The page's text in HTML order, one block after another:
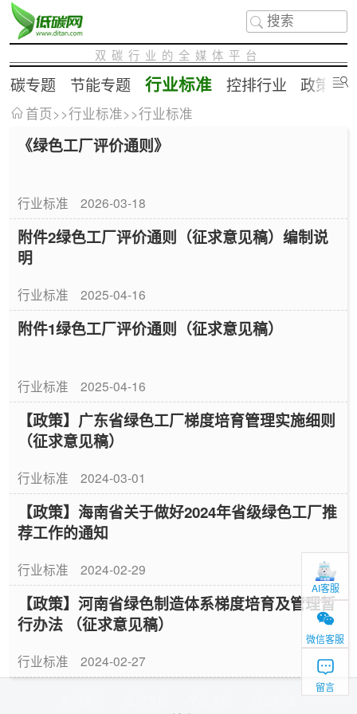
双碳行业的全媒体平台
碳专题 节能专题 行业标准 控排行业 政策补
首页>>行业标准>>行业标准
《绿色工厂评价通则》
行业标准 2026-03-18
附件2绿色工厂评价通则（征求意见稿）编制说
明
行业标准 2025-04-16
附件1绿色工厂评价通则（征求意见稿）
行业标准 2025-04-16
【政策】广东省绿色工厂梯度培育管理实施细则
（征求意见稿）
行业标准 2024-03-01
【政策】海南省关于做好2024年省级绿色工厂推
荐工作的通知
行业标准 2024-02-29
【政策】河南省绿色制造体系梯度培育及管理暂
行办法 （征求意见稿）
行业标准 2024-02-27
AI客服
微信客服
留言